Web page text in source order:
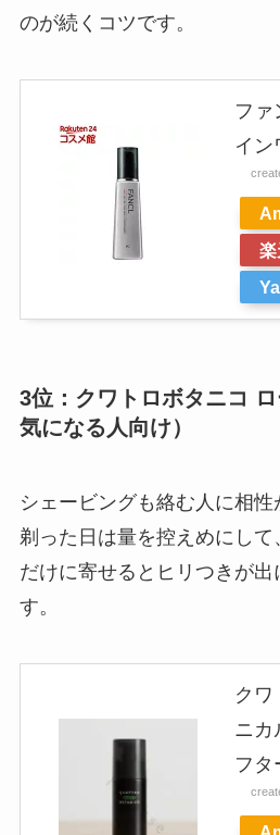
のが続くコツです。
ファ
イン
楽
3位：クワトロボタニコ
気になる人向け）
シェービングも絡む人に相性
剃った日は量を控えめにして
だけに寄せるとヒリつきが出
す。
クワ
ニカ
フタ